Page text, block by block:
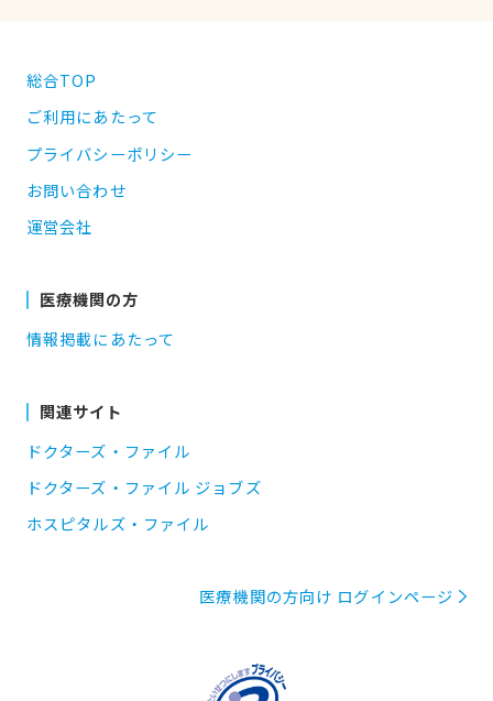
総合TOP
ご利用にあたって
プライバシーポリシー
お問い合わせ
運営会社
医療機関の方
情報掲載にあたって
関連サイト
ドクターズ・ファイル
ドクターズ・ファイル ジョブズ
ホスピタルズ・ファイル
医療機関の方向け ログインページ